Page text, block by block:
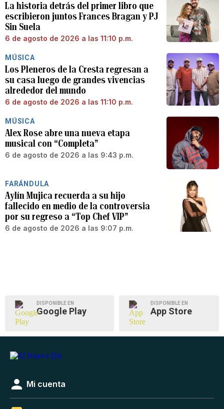
La historia detrás del primer libro que
escribieron juntos Frances Bragan y PJ
Sin Suela
6 de agosto de 2026 a las 11:10 p.m.
MÚSICA
Los Pleneros de la Cresta regresan a
su casa luego de grandes vivencias
alrededor del mundo
6 de agosto de 2026 a las 11:10 p.m.
MÚSICA
Alex Rose abre una nueva etapa
musical con “Completa”
6 de agosto de 2026 a las 9:43 p.m.
FARÁNDULA
Aylín Mujica recuerda a su hijo
fallecido en medio de la controversia
por su regreso a “Top Chef VIP”
6 de agosto de 2026 a las 9:07 p.m.
DISPONIBLE EN
Google Play
DISPONIBLE EN
App Store
Mi cuenta